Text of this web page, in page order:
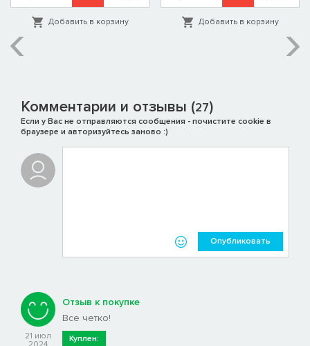
Добавить в корзину Добавить в корзину
Комментарии и отзывы (27)
Если у Вас не отправляются сообщения - почистите cookie в
браузере и авторизуйтесь заново :)
Опубликовать
21 июл
Отзыв к покупке
Все четко!
Куплен: